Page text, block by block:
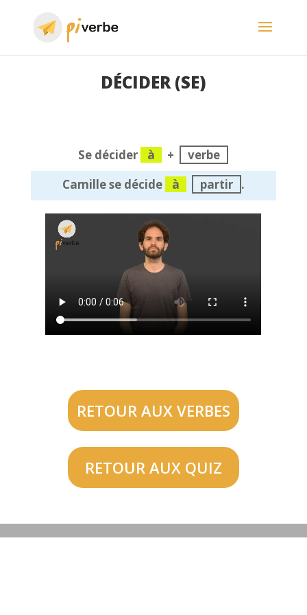
DÉCIDER (SE)
Se décider à +
verbe
Camille se décide
à partir .
RETOUR AUX VERBES
RETOUR AUX QUIZ